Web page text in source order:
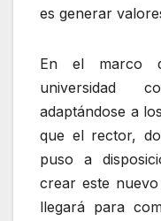
es generar
En el marco
universidad
adaptándose a
que el rector,
puso a
crear este
llegará para